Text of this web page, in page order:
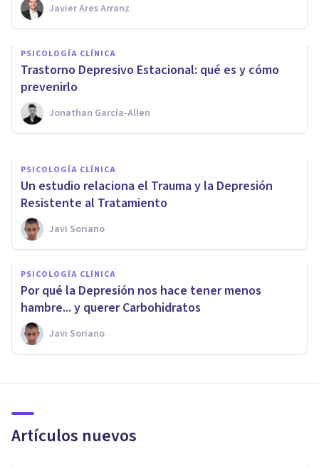
Javier Ares Arranz
PSICOLOGÍA CLÍNICA
​Trastorno Depresivo Estacional: qué es y cómo
prevenirlo
Jonathan García-Allen
PSICOLOGÍA CLÍNICA
Esta parte del Cerebro es el
doble de grande en las
personas con Depresión
Javi Soriano
PSICOLOGÍA CLÍNICA
Un estudio relaciona el Trauma y la Depresión
Resistente al Tratamiento
Javi Soriano
PSICOLOGÍA CLÍNICA
Por qué la Depresión nos hace tener menos
hambre... y querer Carbohidratos
Javi Soriano
Artículos nuevos